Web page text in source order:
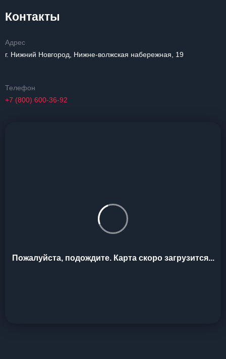
Контакты
Адрес
г. Нижний Новгород, Нижне-волжская набережная, 19
Телефон
+7 (800) 600-36-92
Пожалуйста, подождите. Карта скоро загрузится...